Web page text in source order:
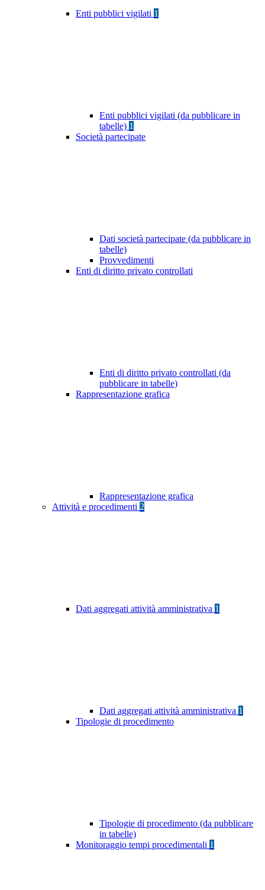
Enti pubblici vigilati 1
Enti pubblici vigilati (da pubblicare in
tabelle) 1
Società partecipate
Dati società partecipate (da pubblicare in
tabelle)
Provvedimenti
Enti di diritto privato controllati
Enti di diritto privato controllati (da
pubblicare in tabelle)
Rappresentazione grafica
Rappresentazione grafica
Attività e procedimenti 2
Dati aggregati attività amministrativa 1
Dati aggregati attività amministrativa 1
Tipologie di procedimento
Tipologie di procedimento (da pubblicare
in tabelle)
Monitoraggio tempi procedimentali 1